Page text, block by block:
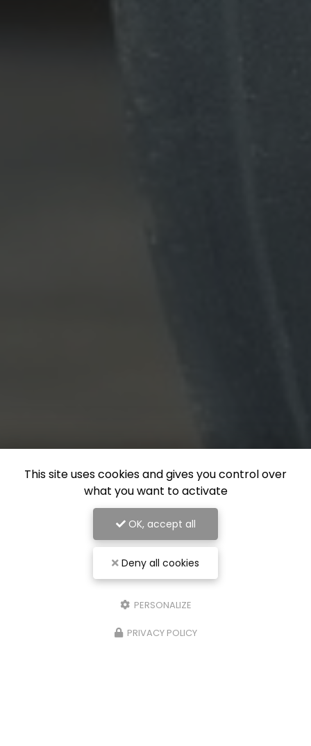
This site uses cookies and gives you control over
what you want to activate
OK, accept all
Deny all cookies
PERSONALIZE
PRIVACY POLICY